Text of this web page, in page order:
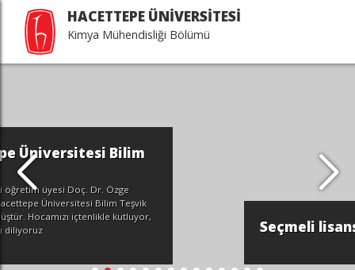
HACETTEPE ÜNİVERSİTESİ
Kimya Mühendisliği Bölümü
Seçmeli lisans derslerimiz >>>